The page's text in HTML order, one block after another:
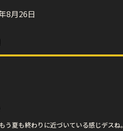
8月26日
う夏も終わりに近づいている感じデスね。